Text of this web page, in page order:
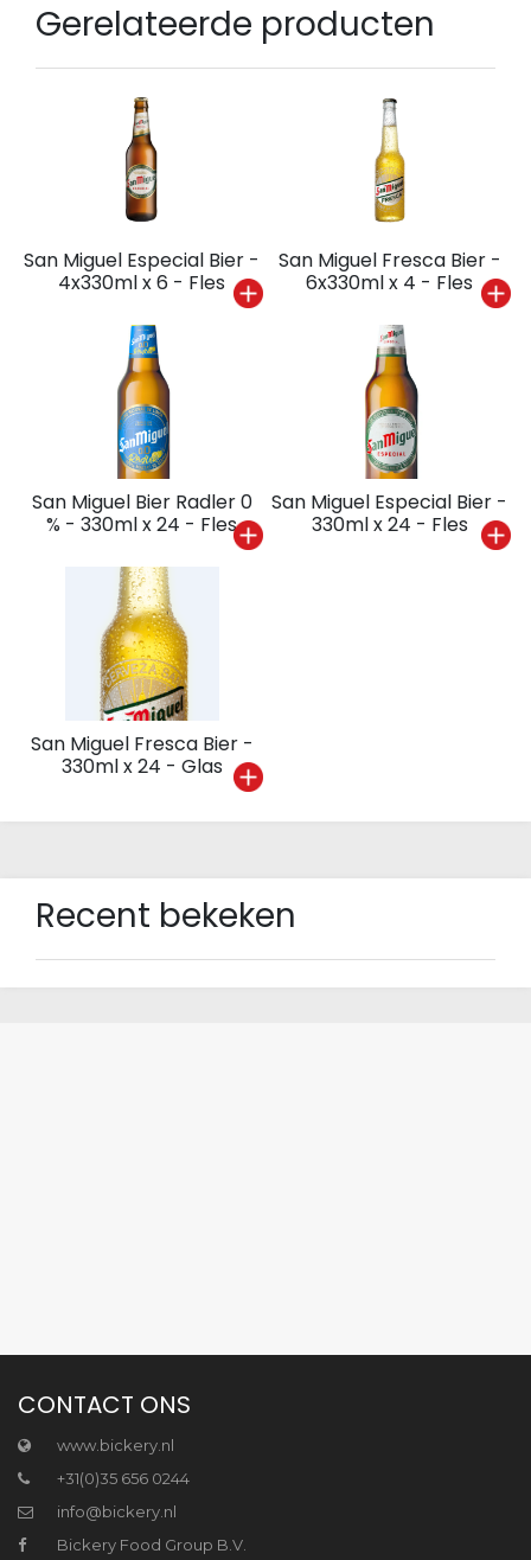
Gerelateerde producten
San Miguel Especial Bier -
4x330ml x 6 - Fles
San Miguel Fresca Bier -
6x330ml x 4 - Fles
San Miguel Bier Radler 0
% - 330ml x 24 - Fles
San Miguel Especial Bier -
330ml x 24 - Fles
San Miguel Fresca Bier -
330ml x 24 - Glas
Recent bekeken
CONTACT ONS
www.bickery.nl
+31(0)35 656 0244
info@bickery.nl
Bickery Food Group B.V.